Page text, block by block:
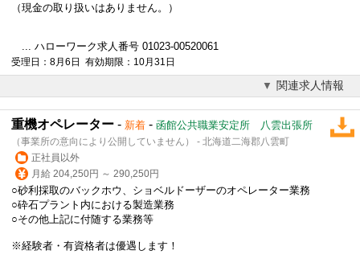
（現金の取り扱いはありません。）
... ハローワーク求人番号 01023-00520061
受理日：8月6日 有効期限：10月31日
関連求人情報
重機オペレーター - 新着 - 函館公共職業安定所 八雲出張所
（事業所の意向により公開していません） - 北海道二海郡八雲町
正社員以外
月給 204,250円 ～ 290,250円
○砂利採取のバックホウ、ショベルドーザーのオペレーター業務
○砕石プラント内における製造業務
○その他上記に付随する業務等
※経験者・有資格者は優遇します！